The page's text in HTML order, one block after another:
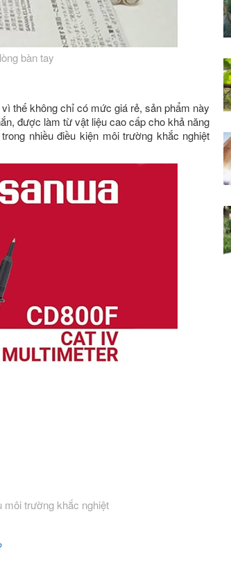
bàn tay
thế không chỉ có mức giá rẻ, sản phẩm này
được làm từ vật liệu cao cấp cho khả năng
nhiều điều kiện môi trường khắc nghiệt
môi trường khắc nghiệt